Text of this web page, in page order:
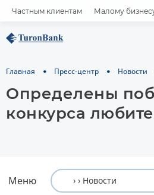
Частным клиентам Малому
Главная Пресс-центр Новости
Определены
конкурса
Меню